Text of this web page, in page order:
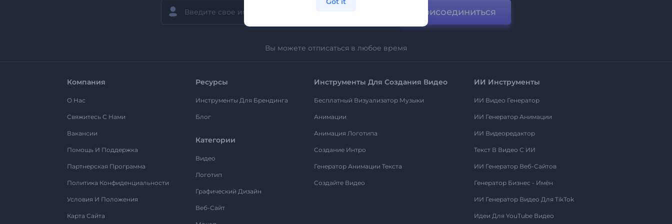
Присоединиться
Вы можете отписаться в любое время
Компания
О Нас
Свяжитесь С Нами
Вакансии
Помощь И Поддержка
Партнерская Программа
Политика Конфиденциальности
Условия И Положения
Карта Сайта
Ресурсы
Инструменты Для Брендинга
Блог
Категории
Видео
Логотип
Графический Дизайн
Веб-Сайт
Инструменты Для Создания Видео
Бесплатный Визуализатор Музыки
Анимации
Анимация Логотипа
Создание Интро
Генератор Анимации Текста
Создайте Видео
ИИ Инструменты
ИИ Видео Генератор
ИИ Генератор Анимации
ИИ Видеоредактор
Текст В Видео С ИИ
ИИ Генератор Веб-Сайтов
Генератор Бизнес - Имён
ИИ Генератор Видео Для TikTok
Идеи Для YouTube Видео